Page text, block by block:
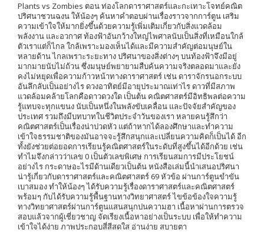
Plants vs Zombies ตอน ท่องโลกดาราศาสตร์และกะเทาะโจทย์คณิต
ปริศนาชวนฉงน ให้น้องๆ ค้นหาคำตอบผ่านเรื่องราวจากการ์ตูน เสริม
ความเข้าใจให้มากยิ่งขึ้นด้วยความรู้เพิ่มเติมเกี่ยวกับสิ่งแวดล้อม
พลังงาน และอวกาศ ท้องฟ้าอันกว้างใหญ่ไพศาลนับเป็นสิ่งที่เหมือนใกล้
ตัวเราแต่ก็ไกล ใกล้เพราะมองเห็นได้และมีความสำคัญต่อมนุษย์ใน
หลายด้าน ไกลเพราะระยะทาง ปริศนาของสิ่งต่างๆ บนท้องฟ้าจึงมีอยู่
มากมายนับไม่ถ้วน ซึ่งมนุษย์พยายามสืบค้นความจริงตลอดมาและยัง
คงไม่หยุดเพื่อความก้าวหน้าทางดาราศาสตร์ เช่น ดาราจักรนอกระบบ
อันลึกลับเป็นอย่างไร ดวงอาทิตย์มีอายุประมาณเท่าไร ดาวที่มีสภาพ
แวดล้อมคล้ายโลกคือดาวดวงใด เป็นต้น คณิตศาสตร์มีอิทธิพลต่อความ
รู้แทบจะทุกแขนง นับเป็นหนึ่งในพลังขับเคลื่อน และปัจจัยสำคัญของ
ประเทศ รวมถึงมีบทบาทในชีวิตประจำวันของเรา หลายคนรู้สึกว่า
คณิตศาสตร์เป็นเรื่องน่าปวดหัว แต่ถ้าหากได้ลองศึกษาและทำความ
เข้าใจธรรมชาติของมันอาจจะรู้สึกสนุกและเปลี่ยนความคิดก็เป็นได้ อีก
ทั้งยังช่วยต่อยอดการเรียนรู้คณิตศาสตร์ในระดับที่สูงขึ้นได้อีกด้วย เช่น
ทำไมจึงกล่าวว่าเลข 0 เป็นตัวเลขพิเศษ การเรียนสมการมีประโยชน์
อย่างไร กระดาษอะไรมีด้านเดียวเป็นต้น หนังสือเล่มนี้นำเสนอปริศนา
น่ารู้เกี่ยวกับดาราศาสตร์และคณิตศาสตร์ 69 หัวข้อ ผ่านการ์ตูนขำขัน
เบาสมอง ทำให้น้องๆ ได้รับความรู้เรื่องดาราศาสตร์และคณิตศาสตร์
พร้อมๆ กับได้รับความรู้พื้นฐานทางวิทยาศาสตร์ ไขข้อข้องใจความรู้
ทางวิทยาศาสตร์ผ่านการ์ตูนแสนสนุกปนความฮา เนื้อหาผ่านการตรวจ
สอบแล้วจากผู้เชี่ยวชาญ จัดเรียงเนื้อหาอย่างเป็นระบบ เพื่อให้ทำความ
เข้าใจได้ง่าย ภาพประกอบสี่สีสดใส อ่านง่าย สบายตา